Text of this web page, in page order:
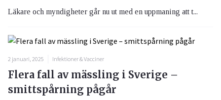
Läkare och myndigheter går nu ut med en uppmaning att t...
2 januari, 2025 Infektioner & Vacciner
Flera fall av mässling i Sverige –
smittspårning pågår